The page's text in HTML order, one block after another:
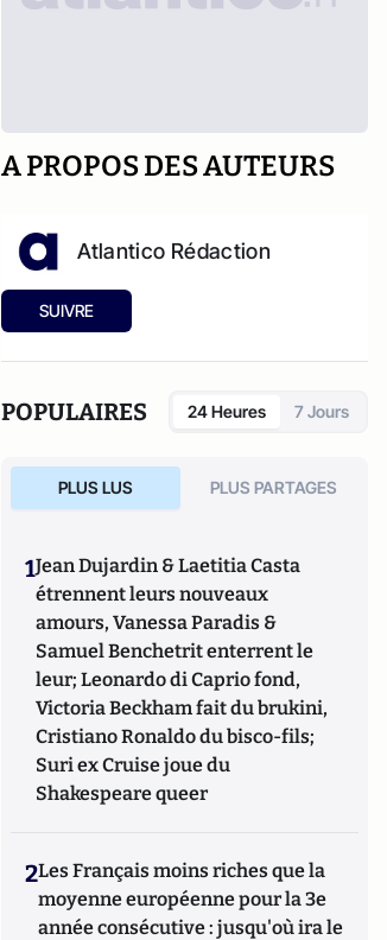
A PROPOS DES AUTEURS
Atlantico Rédaction
SUIVRE
POPULAIRES 24 Heures 7 Jours
PLUS LUS PLUS PARTAGES
1Jean Dujardin & Laetitia Casta
étrennent leurs nouveaux
amours, Vanessa Paradis &
Samuel Benchetrit enterrent le
leur; Leonardo di Caprio fond,
Victoria Beckham fait du brukini,
Cristiano Ronaldo du bisco-fils;
Suri ex Cruise joue du
Shakespeare queer
2Les Français moins riches que la
moyenne européenne pour la 3e
année consécutive : jusqu'où ira le